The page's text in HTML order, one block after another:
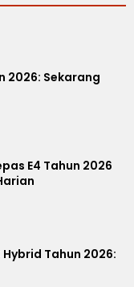
2026: Sekarang
E4 Tahun 2026
Tahun 2026: